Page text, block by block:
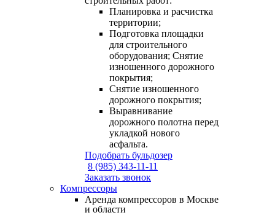
Планировка и расчистка
территории;
Подготовка площадки
для строительного
оборудования; Снятие
изношенного дорожного
покрытия;
Снятие изношенного
дорожного покрытия;
Выравнивание
дорожного полотна перед
укладкой нового
асфальта.
Подобрать бульдозер
8 (985) 343-11-11
Заказать звонок
Компрессоры
Аренда компрессоров в Москве
и области